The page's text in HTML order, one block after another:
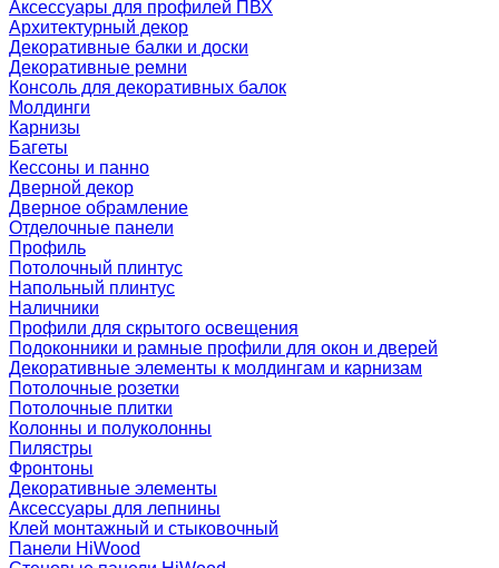
Аксессуары для профилей ПВХ
Архитектурный декор
Декоративные балки и доски
Декоративные ремни
Консоль для декоративных балок
Молдинги
Карнизы
Багеты
Кессоны и панно
Дверной декор
Дверное обрамление
Отделочные панели
Профиль
Потолочный плинтус
Напольный плинтус
Наличники
Профили для скрытого освещения
Подоконники и рамные профили для окон и дверей
Декоративные элементы к молдингам и карнизам
Потолочные розетки
Потолочные плитки
Колонны и полуколонны
Пилястры
Фронтоны
Декоративные элементы
Аксессуары для лепнины
Клей монтажный и стыковочный
Панели HiWood